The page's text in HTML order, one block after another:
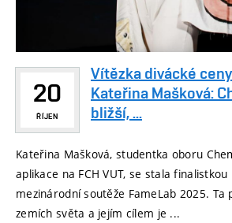
20
ŘÍJEN
Vítězka divácké
Kateřina Mašková:
bližší, ...
Kateřina Mašková, studentka oboru
aplikace na FCH VUT, se stala
mezinárodní soutěže FameLab 2025. Ta
zemích světa a jejím cílem je ...